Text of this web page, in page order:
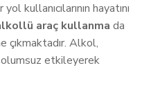
kullanıcılarının hayatını
araç kullanma da
çıkmaktadır. Alkol,
olumsuz etkileyerek